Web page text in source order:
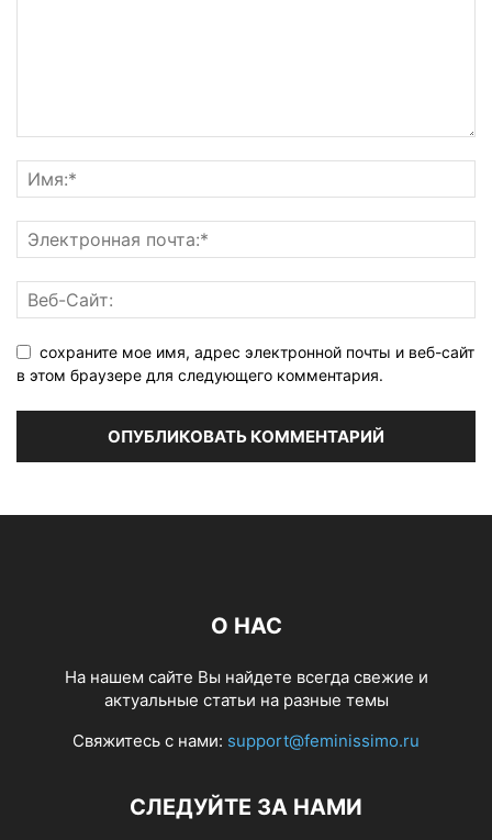
сохраните мое имя, адрес электронной почты и веб-сайт
в этом браузере для следующего комментария.
О НАС
На нашем сайте Вы найдете всегда свежие и
актуальные статьи на разные темы
Свяжитесь с нами: support@feminissimo.ru
СЛЕДУЙТЕ ЗА НАМИ